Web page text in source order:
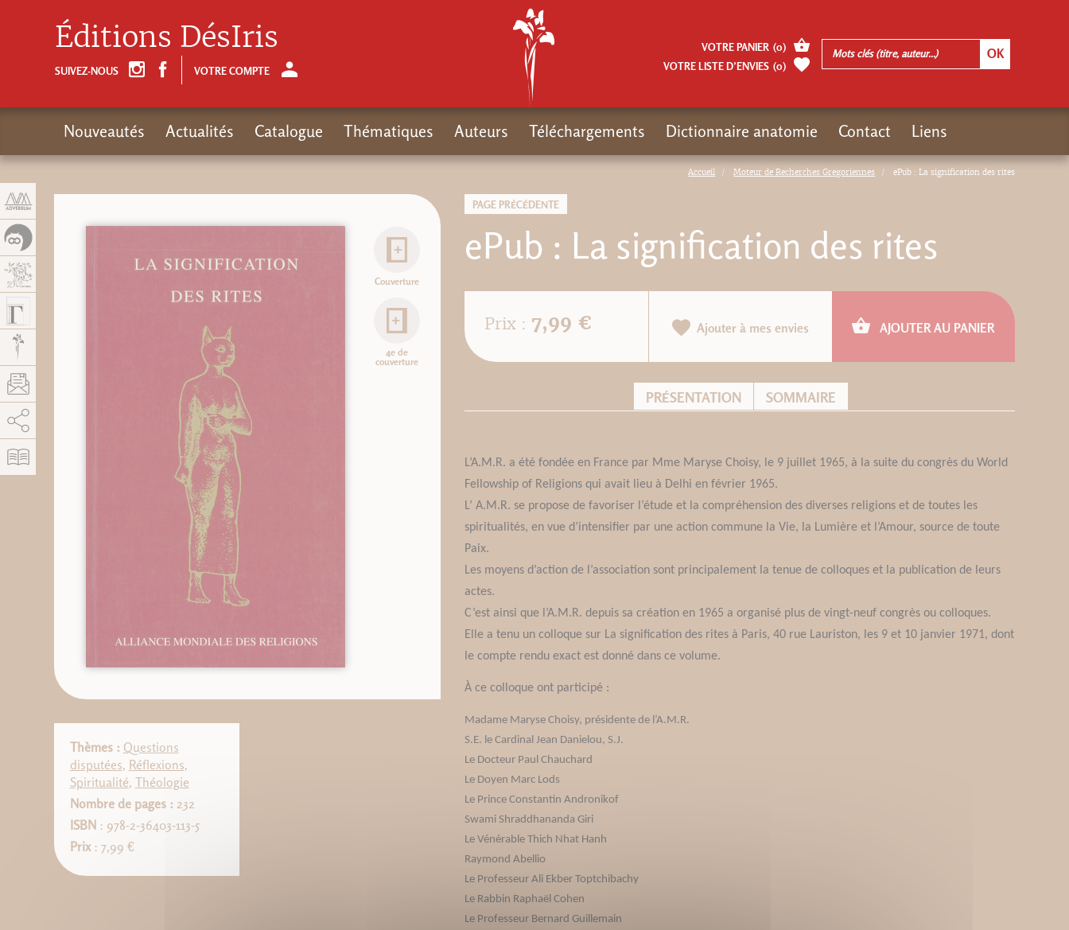
Accueil Moteur de Recherches Gregoriennes ePub : La signification des rites
PAGE PRÉCÉDENTE
ePub : La signification des rites
Couverture
4e de
couverture
Thèmes : Questions
disputées, Réflexions,
Spiritualité, Théologie
Nombre de pages : 232
ISBN : 978-2-36403-113-5
Prix: 7,99 €
Prix : 7,99 € Ajouter à mes envies AJOUTER AU PANIER
PRÉSENTATION SOMMAIRE
L’A.M.R. a été fondée en France par Mme Maryse Choisy, le 9 juillet 1965, à la suite du congrès du World
Fellowship of Religions qui avait lieu à Delhi en février 1965.
L’ A.M.R. se propose de favoriser l’étude et la compréhension des diverses religions et de toutes les
spiritualités, en vue d’intensifier par une action commune la Vie, la Lumière et l’Amour, source de toute
Paix.
Les moyens d’action de l’association sont principalement la tenue de colloques et la publication de leurs
actes.
C’est ainsi que l’A.M.R. depuis sa création en 1965 a organisé plus de vingt-neuf congrès ou colloques.
Elle a tenu un colloque sur La signification des rites à Paris, 40 rue Lauriston, les 9 et 10 janvier 1971, dont
le compte rendu exact est donné dans ce volume.
À ce colloque ont participé :
Madame Maryse Choisy, présidente de l’A.M.R.
S.E. le Cardinal Jean Danielou, S.J.
Le Docteur Paul Chauchard
Le Doyen Marc Lods
Le Prince Constantin Andronikof
Swami Shraddhananda Giri
Le Vénérable Thich Nhat Hanh
Raymond Abellio
Le Professeur Ali Ekber Toptchibachy
Le Rabbin Raphaël Cohen
Le Professeur Bernard Guillemain
Éditions DésIris
SUIVEZ-NOUS VOTRE COMPTE
VOTRE PANIER (0)
VOTRE LISTE D’ENVIES (0)
Nouveautés Actualités Catalogue Thématiques Auteurs Téléchargements Dictionnaire anatomie Contact Liens
Autoriser